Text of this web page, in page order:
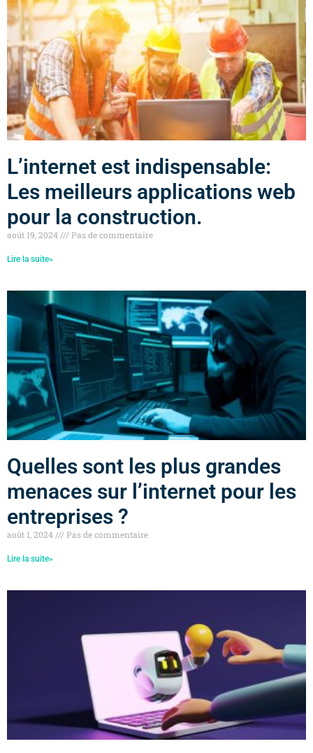
L’internet est indispensable:
Les meilleurs applications web
pour la construction.
août 19, 2024 Pas de commentaire
Lire la suite»
Quelles sont les plus grandes
menaces sur l’internet pour les
entreprises ?
août 1, 2024 Pas de commentaire
Lire la suite»